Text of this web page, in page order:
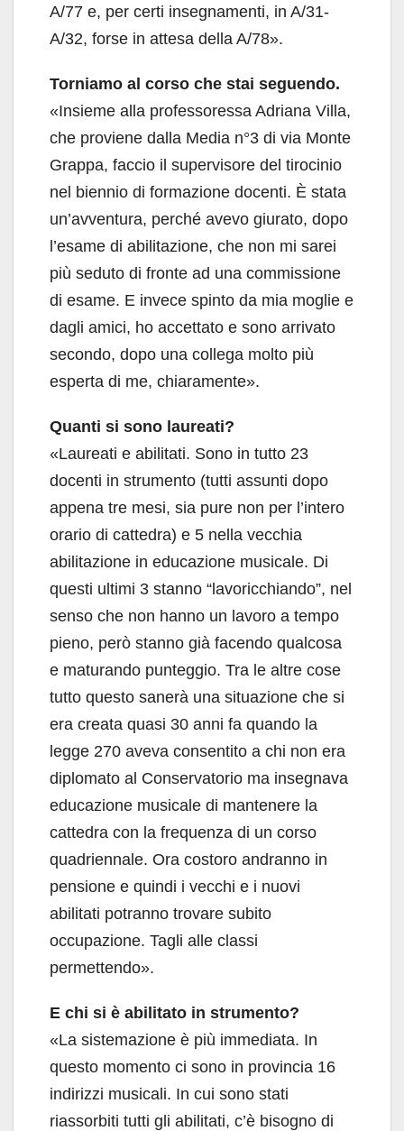
A/77 e, per certi insegnamenti, in A/31-
A/32, forse in attesa della A/78».
Torniamo al corso che stai seguendo.
«Insieme alla professoressa Adriana Villa,
che proviene dalla Media n°3 di via Monte
Grappa, faccio il supervisore del tirocinio
nel biennio di formazione docenti. È stata
un’avventura, perché avevo giurato, dopo
l’esame di abilitazione, che non mi sarei
più seduto di fronte ad una commissione
di esame. E invece spinto da mia moglie e
dagli amici, ho accettato e sono arrivato
secondo, dopo una collega molto più
esperta di me, chiaramente».
Quanti si sono laureati?
«Laureati e abilitati. Sono in tutto 23
docenti in strumento (tutti assunti dopo
appena tre mesi, sia pure non per l’intero
orario di cattedra) e 5 nella vecchia
abilitazione in educazione musicale. Di
questi ultimi 3 stanno “lavoricchiando”, nel
senso che non hanno un lavoro a tempo
pieno, però stanno già facendo qualcosa
e maturando punteggio. Tra le altre cose
tutto questo sanerà una situazione che si
era creata quasi 30 anni fa quando la
legge 270 aveva consentito a chi non era
diplomato al Conservatorio ma insegnava
educazione musicale di mantenere la
cattedra con la frequenza di un corso
quadriennale. Ora costoro andranno in
pensione e quindi i vecchi e i nuovi
abilitati potranno trovare subito
occupazione. Tagli alle classi
permettendo».
E chi si è abilitato in strumento?
«La sistemazione è più immediata. In
questo momento ci sono in provincia 16
indirizzi musicali. In cui sono stati
riassorbiti tutti gli abilitati, c’è bisogno di